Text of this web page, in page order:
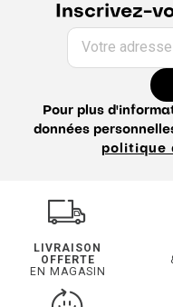
Inscrivez-
Votre
Pour plus
données
politique
LIVRAISON
OFFERTE
EN MAGASIN